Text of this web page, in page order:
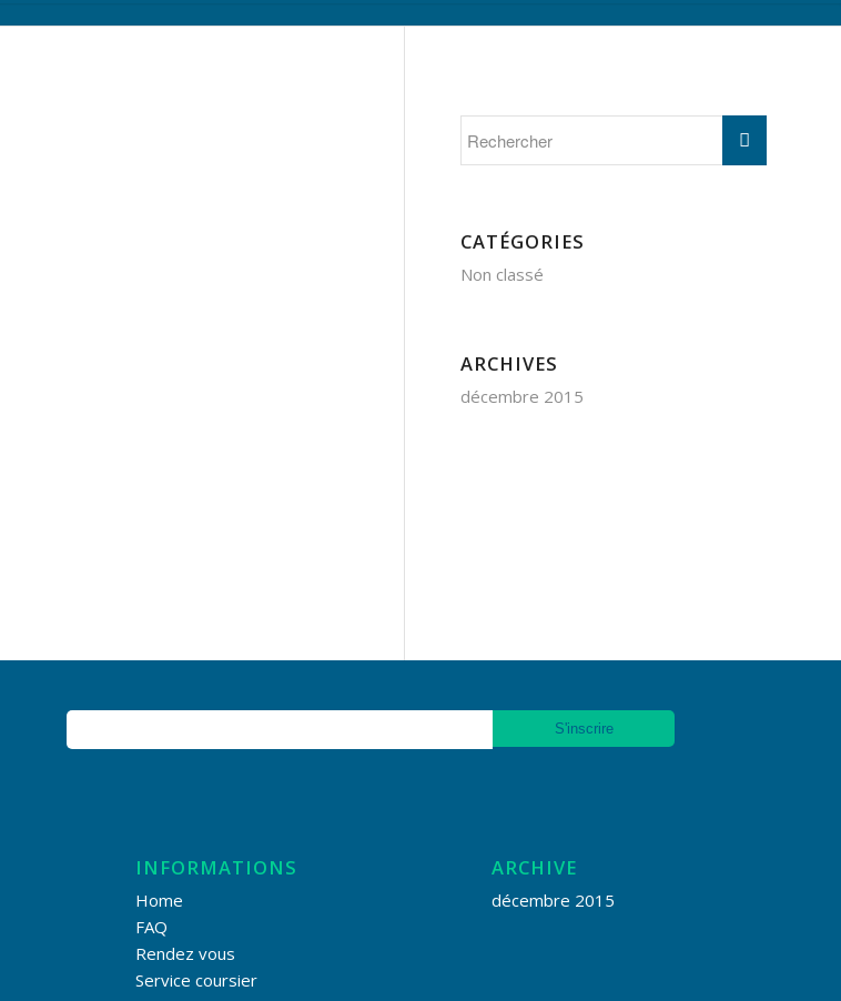
CATÉGORIES
Non classé
ARCHIVES
décembre 2015
INFORMATIONS
Home
FAQ
Rendez vous
Service coursier
ARCHIVE
décembre 2015